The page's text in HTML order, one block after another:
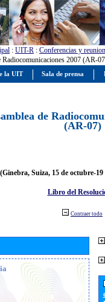
: UIT-R : Conferencias y
Radiocomunicaciones 2007 (AR-
de
(AR-07)
(Ginebra, Suiza, 15 de octubre-19
Libro del
Contraer todo
la UIT Sala de prensa